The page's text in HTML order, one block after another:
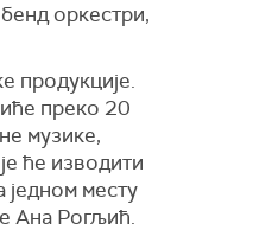
оркестри,
продукције.
преко 20
музике,
ће изводити
једном месту
Ана Рогљић.